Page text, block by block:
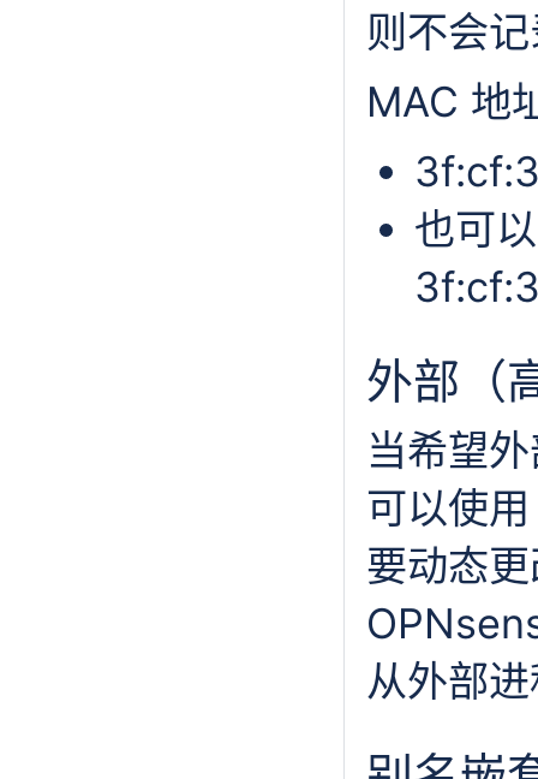
则不会
MAC 地
也可
外部（
当希望
可以使
要动态
从外部